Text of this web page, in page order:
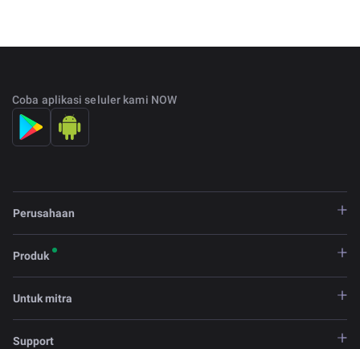
Coba aplikasi seluler kami NOW
Perusahaan
Produk
Untuk mitra
Support